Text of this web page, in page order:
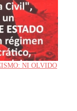
NI OLVIDO